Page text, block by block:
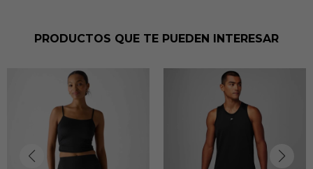
PRODUCTOS QUE TE PUEDEN INTERESAR